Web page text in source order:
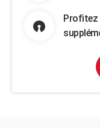
Profitez